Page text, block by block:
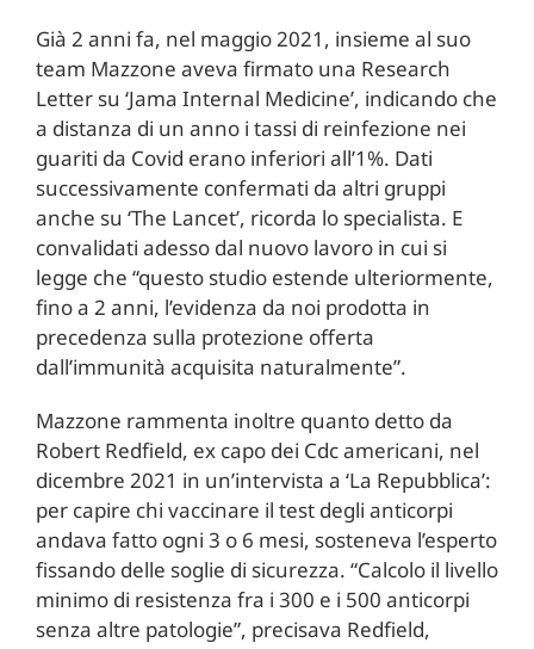
Già 2 anni fa, nel maggio 2021, insieme al suo
team Mazzone aveva firmato una Research
Letter su ‘Jama Internal Medicine’, indicando che
a distanza di un anno i tassi di reinfezione nei
guariti da Covid erano inferiori all’1%. Dati
successivamente confermati da altri gruppi
anche su ‘The Lancet’, ricorda lo specialista. E
convalidati adesso dal nuovo lavoro in cui si
legge che “questo studio estende ulteriormente,
fino a 2 anni, l’evidenza da noi prodotta in
precedenza sulla protezione offerta
dall’immunità acquisita naturalmente”.
Mazzone rammenta inoltre quanto detto da
Robert Redfield, ex capo dei Cdc americani, nel
dicembre 2021 in un’intervista a ‘La Repubblica’:
per capire chi vaccinare il test degli anticorpi
andava fatto ogni 3 o 6 mesi, sosteneva l’esperto
fissando delle soglie di sicurezza. “Calcolo il livello
minimo di resistenza fra i 300 e i 500 anticorpi
senza altre patologie”, precisava Redfield,